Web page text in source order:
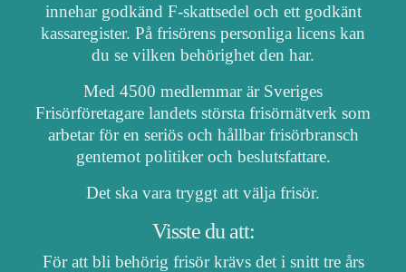
innehar godkänd F-skattsedel och ett godkänt
kassaregister. På frisörens personliga licens kan
du se vilken behörighet den har.
Med 4500 medlemmar är Sveriges
Frisörföretagare landets största frisörnätverk som
arbetar för en seriös och hållbar frisörbransch
gentemot politiker och beslutsfattare.
Det ska vara tryggt att välja frisör.
Visste du att:
För att bli behörig frisör krävs det i snitt tre års